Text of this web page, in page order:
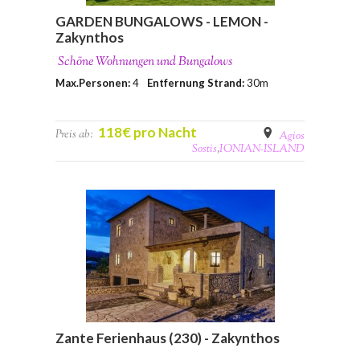
GARDEN BUNGALOWS - LEMON -
Zakynthos
Schöne Wohnungen und Bungalows
Max.Personen:4 Entfernung Strand:30m
Preis ab: 118€ pro Nacht
Agios
Sostis,IONIAN-ISLAND
Zante Ferienhaus (230) - Zakynthos